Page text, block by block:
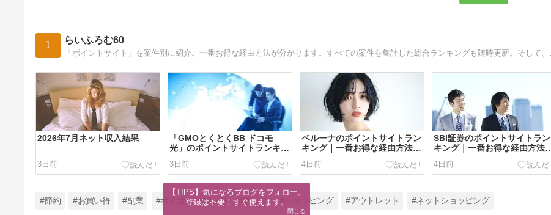
1 らいふろむ60
2026年7月ネット収入結果
3日前
「GMOとくとくBB ドコモ
光」のポイントサイトランキン
【2026年8月最新】
3日前
ベルーナのポイントサイトラン
キング｜一番お得な経由方法
4日前
SBI証券のポイントサイトラン
キング｜一番お得な経由方法
4日前
#節約 #お買い得 #副業 #ポイ活 #買い物 #フリマ #ショッピング #アウトレット #ネットショッピング
【TIPS】気になるブログをフォロー。
登録は不要！すぐ使えます。
閉じる